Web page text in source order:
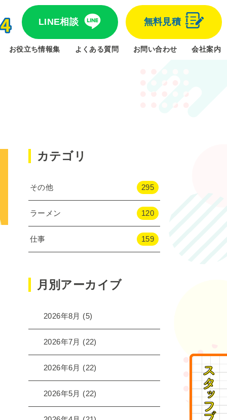
LINE相談 無料見積
お役立ち情報集 よくある質問 お問い合わせ 会社案内
カテゴリ
その他 295
ラーメン 120
仕事 159
月別アーカイブ
2026年8月 (5)
2026年7月 (22)
2026年6月 (22)
2026年5月 (22)